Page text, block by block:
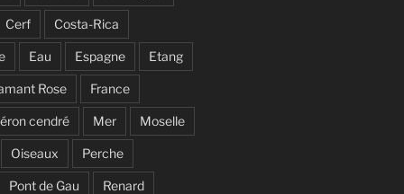
Cerf Costa-Rica
Eau Espagne Etang
Rose France
cendré Mer Moselle
Oiseaux Perche
Pont de Gau Renard